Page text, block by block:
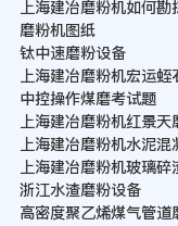
上海建冶磨粉机如何勘
磨粉机图纸
钛中速磨粉设备
上海建冶磨粉机宏运蛭
中控操作煤磨考试题
上海建冶磨粉机红景天
上海建冶磨粉机水泥混
上海建冶磨粉机玻璃碎
浙江水渣磨粉设备
高密度聚乙烯煤气管道